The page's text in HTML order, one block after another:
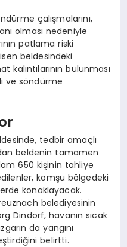
çalışmalarını,
olması nedeniyle
patlama riski
beldesindeki
bulunması
ve söndürme
tedbir amaçlı
beldenin tamamen
650 kişinin tahliye
komşu bölgedeki
konaklayacak.
belediyesinin
Dindorf, havanın sıcak
da yangını
belirtti.